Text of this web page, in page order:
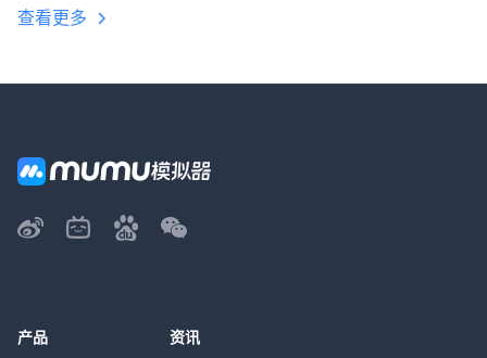
查看更多
产品 资讯